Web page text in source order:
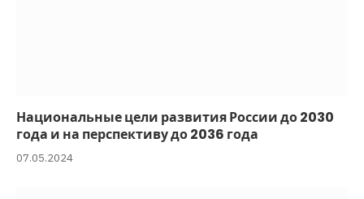
Национальные цели развития России до 2030
года и на перспективу до 2036 года
07.05.2024